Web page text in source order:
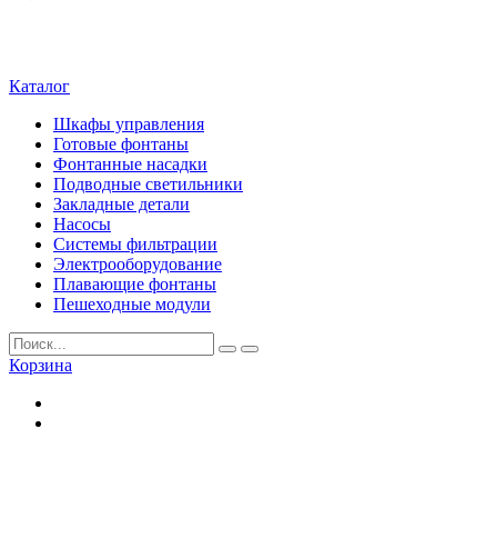
Каталог
Шкафы управления
Готовые фонтаны
Фонтанные насадки
Подводные светильники
Закладные детали
Насосы
Системы фильтрации
Электрооборудование
Плавающие фонтаны
Пешеходные модули
Корзина